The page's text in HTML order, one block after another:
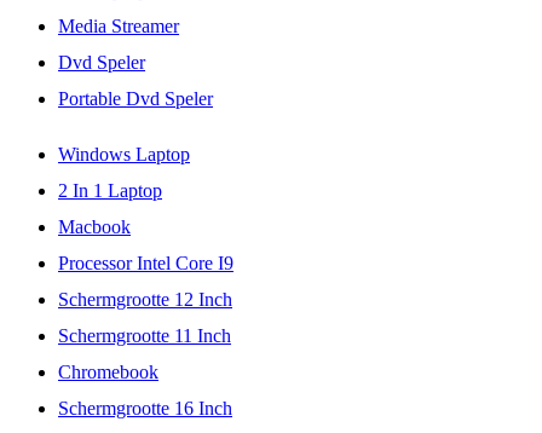
Media Streamer
Dvd Speler
Portable Dvd Speler
Windows Laptop
2 In 1 Laptop
Macbook
Processor Intel Core I9
Schermgrootte 12 Inch
Schermgrootte 11 Inch
Chromebook
Schermgrootte 16 Inch